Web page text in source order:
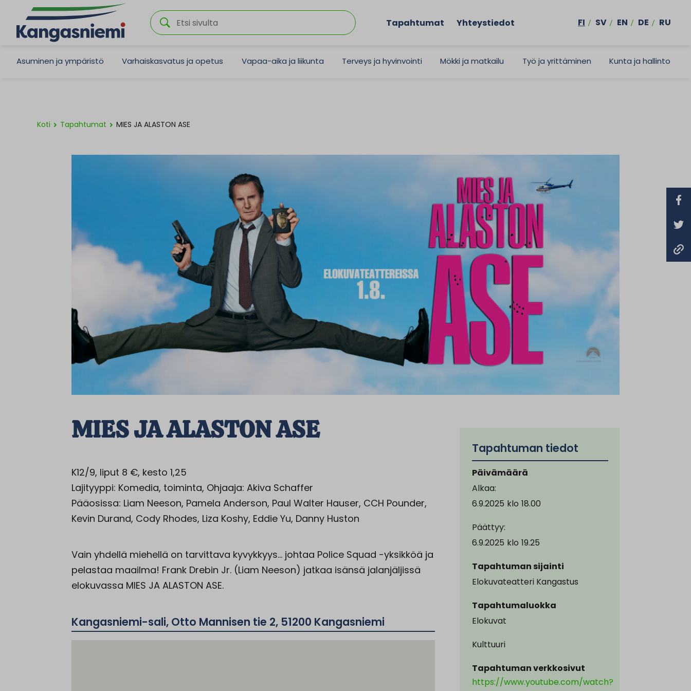
Tapahtumat Yhteystiedot FI SV EN DE RU
Asuminen ja ympäristö Varhaiskasvatus ja opetus Vapaa-aika ja liikunta Terveys ja hyvinvointi Mökki ja matkailu Työ ja yrittäminen Kunta ja hallinto
Koti Tapahtumat MIES JA ALASTON ASE
MIES JA ALASTON ASE
K12/9, liput 8 €, kesto 1,25
Lajityyppi: Komedia, toiminta, Ohjaaja: Akiva Schaffer
Pääosissa: Liam Neeson, Pamela Anderson, Paul Walter Hauser, CCH Pounder,
Kevin Durand, Cody Rhodes, Liza Koshy, Eddie Yu, Danny Huston
Vain yhdellä miehellä on tarvittava kyvykkyys… johtaa Police Squad -yksikköä ja
pelastaa maailma! Frank Drebin Jr. (Liam Neeson) jatkaa isänsä jalanjäljissä
elokuvassa MIES JA ALASTON ASE.
Kangasniemi-sali, Otto Mannisen tie 2, 51200 Kangasniemi
Tapahtuman tiedot
Päivämäärä
Alkaa:
6.9.2025 klo 18.00
Päättyy:
6.9.2025 klo 19.25
Tapahtuman sijainti
Elokuvateatteri Kangastus
Tapahtumaluokka
Elokuvat
Kulttuuri
Tapahtuman verkkosivut
https://www.youtube.com/watch?